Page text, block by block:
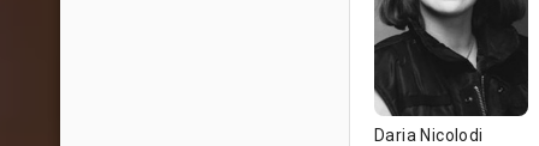
Daria Nicolodi